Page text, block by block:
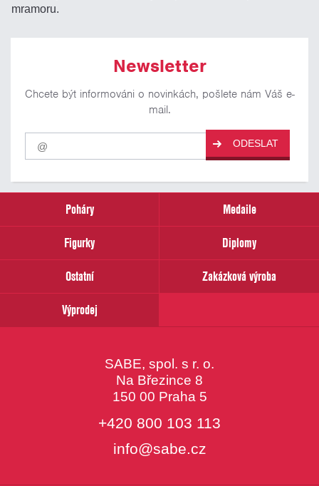
mramoru.
Newsletter
Chcete být informováni o novinkách, pošlete nám Váš e-
mail.
Pro
odběr
našich
email
ODESLAT
Poháry
Medaile
Figurky
Diplomy
Ostatní
Zakázková výroba
Výprodej
SABE, spol. s r. o.
Na Březince 8
150 00 Praha 5
+420 800 103 113
info@sabe.cz